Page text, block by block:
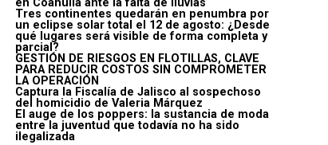
en Coahuila ante la falta de lluvias
Tres continentes quedarán en penumbra por
un eclipse solar total el 12 de agosto: ¿Desde
qué lugares será visible de forma completa y
parcial?
GESTIÓN DE RIESGOS EN FLOTILLAS, CLAVE
PARA REDUCIR COSTOS SIN COMPROMETER
LA OPERACIÓN
Captura la Fiscalía de Jalisco al sospechoso
del homicidio de Valeria Márquez
El auge de los poppers: la sustancia de moda
entre la juventud que todavía no ha sido
ilegalizada